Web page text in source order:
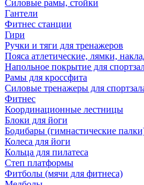
Силовые рамы, стойки
Гантели
Фитнес станции
Гири
Ручки и тяги для тренажеров
Пояса атлетические, лямки,
Напольное покрытие для
Рамы для кроссфита
Силовые тренажеры для
Фитнес
Координационные лестницы
Блоки для йоги
Бодибары (гимнастические
Колеса для йоги
Кольца для пилатеса
Степ платформы
Фитболы (мячи для фитнеса)